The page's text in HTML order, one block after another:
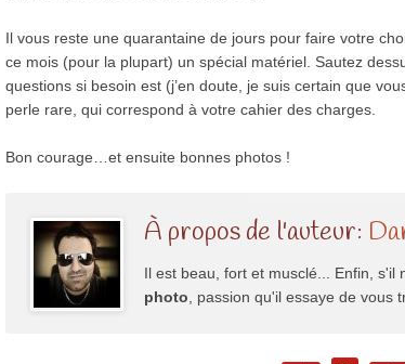
Il vous reste une quarantaine de jours pour faire votre
ce mois (pour la plupart) un spécial matériel. Sautez
questions si besoin est (j’en doute, je suis certain que
perle rare, qui correspond à votre cahier des charges.
Bon courage…et ensuite bonnes photos !
À propos de l'auteur:
Il est beau, fort et musclé... Enfin, s'il
photo , passion qu'il essaye de